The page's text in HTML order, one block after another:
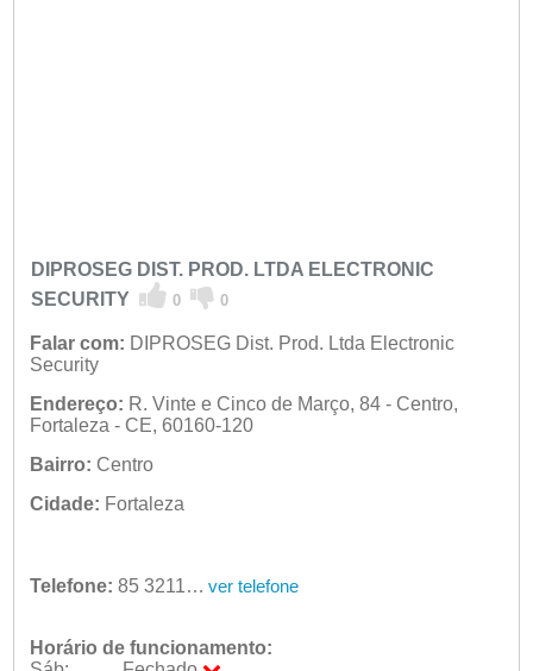
DIPROSEG DIST. PROD. LTDA ELECTRONIC
SECURITY
0 0
Falar com: DIPROSEG Dist. Prod. Ltda Electronic
Security
Endereço: R. Vinte e Cinco de Março, 84 - Centro,
Fortaleza - CE, 60160-120
Bairro: Centro
Cidade: Fortaleza
Telefone: 85 3211-2200 ver telefone
Horário de funcionamento: